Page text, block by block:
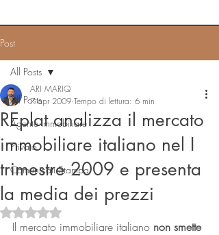
Post
All Posts
Agente immobiliare
Privato
Comunicati Stampa
All Posts
REplat analizza il mercato
immobiliare italiano nel I
trimestre 2009 e presenta
la media dei prezzi
ARI MARIQ
7 apr 2009 Tempo di lettura: 6 min
Valutazione NaN stelle su 5.
Il mercato immobiliare italiano non smette